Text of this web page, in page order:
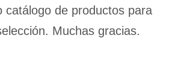
catálogo de productos para
Muchas gracias.